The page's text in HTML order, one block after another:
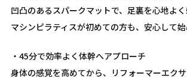
凹凸のあるスパークマットで、足裏を心地よく
マシンピラティスが初めての方も、安心して始
・45分で効率よく体幹へアプローチ
身体の感覚を高めてから、リフォーマーエク